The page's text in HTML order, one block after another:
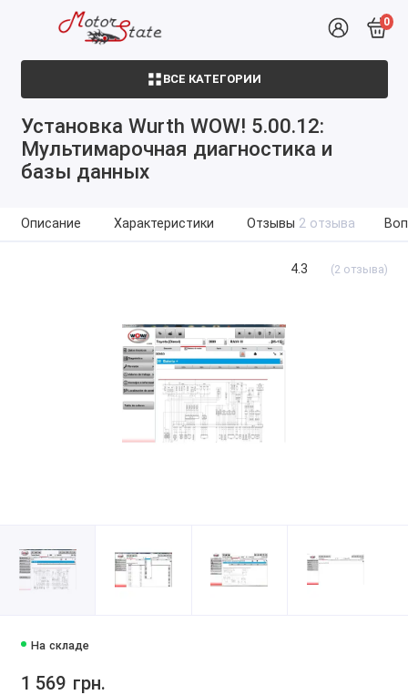
0
ВСЕ КАТЕГОРИИ
Установка Wurth WOW! 5.00.12:
Мультимарочная диагностика и
базы данных
Описание Характеристики Отзывы 2 отзыва
4.3 (2 отзыва)
На складе
1 569 грн.